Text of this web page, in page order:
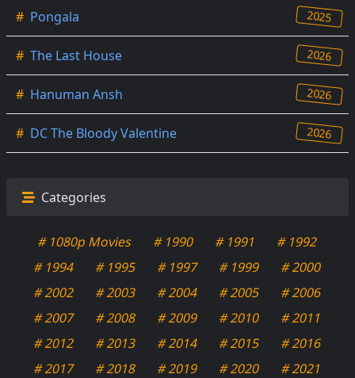
# Pongala 2025
# The Last House 2026
# Hanuman Ansh 2026
# DC The Bloody Valentine 2026
Categories
# 1080p Movies # 1990 # 1991
# 1992
# 1994
# 1995 # 1997 # 1999
# 2000
# 2002
# 2003 # 2004 # 2005
# 2006
# 2007
# 2008 # 2009 # 2010
# 2011
# 2012
# 2013 # 2014 # 2015
# 2016
# 2017
# 2018 # 2019 # 2020
# 2021